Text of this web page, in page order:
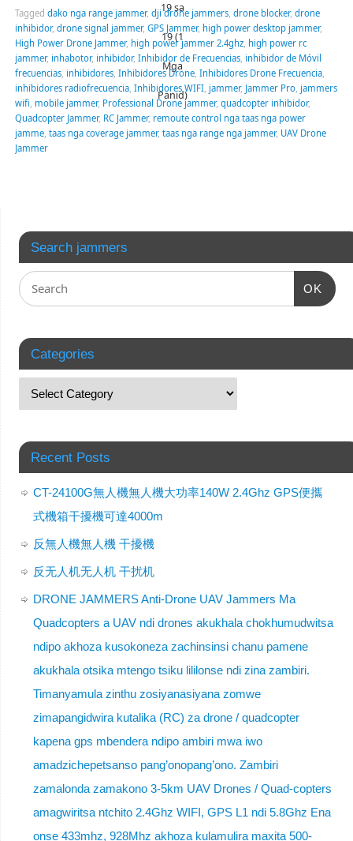
19 sa
19 (1
Mga
Panid)
Tagged dako nga range jammer, dji drone jammers, drone blocker, drone
inhibidor, drone signal jammer, GPS Jammer, high power desktop jammer,
High Power Drone Jammer, high power jammer 2.4ghz, high power rc
jammer, inhabotor, inhibidor, Inhibidor de Frecuencias, inhibidor de Móvil
frecuencias, inhibidores, Inhibidores Drone, Inhibidores Drone Frecuencia,
inhibidores radiofrecuencia, Inhibidores WIFI, jammer, Jammer Pro, jammers
wifi mobile jammer, Professional Drone jammer, quadcopter inhibidor,
Quadcopter Jammer, RC Jammer, remoute control nga taas nga power
jamme, taas nga coverage jammer, taas nga range nga jammer, UAV Drone
Jammer
Search jammers
OK
Categories
Recent Posts
CT-24100G無人機無人機大功率140W 2.4Ghz GPS便攜
式機箱干擾機可達4000m
反無人機無人機 干擾機
反无人机无人机 干扰机
DRONE JAMMERS Anti-Drone UAV Jammers Ma
Quadcopters a UAV ndi drones akukhala chokhumudwitsa
ndipo akhoza kusokoneza zachinsinsi chanu pamene
akukhala otsika mtengo tsiku lililonse ndi zina zambiri.
Timanyamula zinthu zosiyanasiyana zomwe
zimapangidwira kutalika (RC) za drone / quadcopter
kapena gps mbendera ndipo ambiri mwa iwo
amadzichepetsanso pang’onopang’ono. Zambiri
zamalonda zamakono 3-5km UAV Drones / Quad-copters
amagwiritsa ntchito 2.4Ghz WIFI, GPS L1 ndi 5.8Ghz Ena
onse 433mhz, 928Mhz akhoza kulamulira maxita 500-